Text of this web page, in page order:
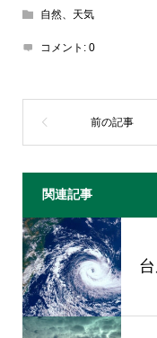
自然、天気
コメント: 0
関連記事